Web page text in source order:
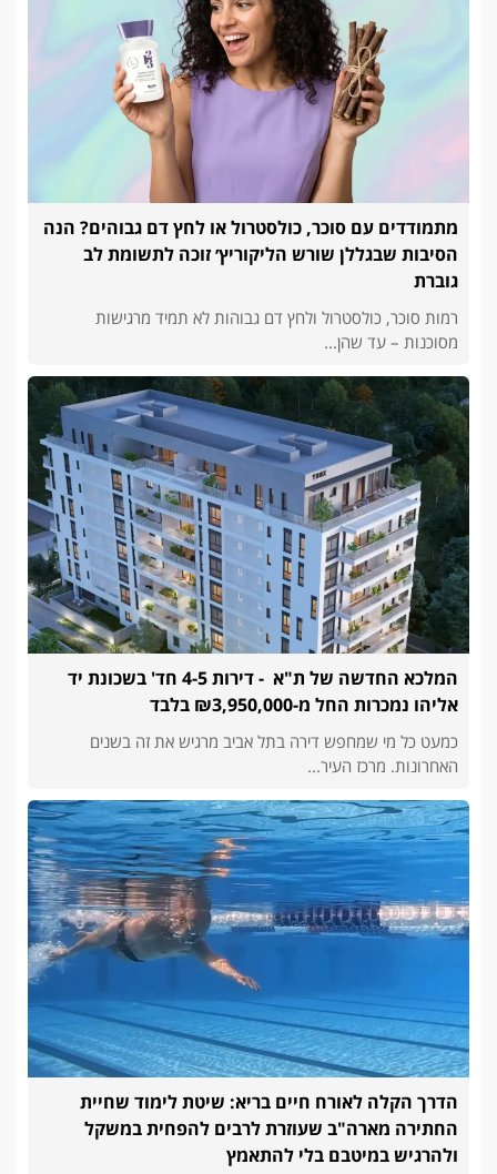
מתמודדים עם סוכר, כולסטרול או לחץ דם גבוהים? הנה
הסיבות שבגללן שורש הליקוריץ׳ זוכה לתשומת לב
גוברת
רמות סוכר, כולסטרול ולחץ דם גבוהות לא תמיד מרגישות
מסוכנות – עד שהן...
המלכא החדשה של ת"א - דירות 4-5 חד' בשכונת יד
אליהו נמכרות החל מ-₪3,950,000 בלבד
כמעט כל מי שמחפש דירה בתל אביב מרגיש את זה בשנים
האחרונות. מרכז העיר...
הדרך הקלה לאורח חיים בריא: שיטת לימוד שחיית
החתירה מארה"ב שעוזרת לרבים להפחית במשקל
ולהרגיש במיטבם בלי להתאמץ